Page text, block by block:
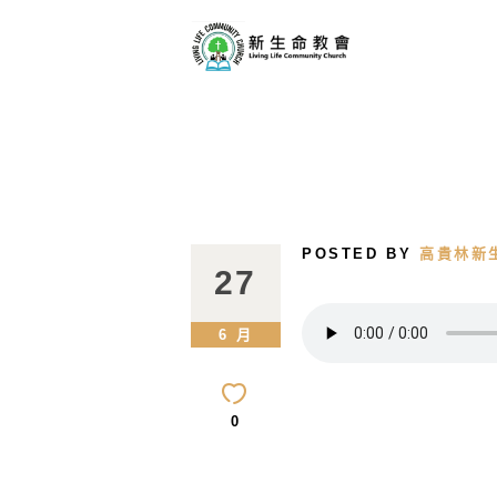
27
6 月
0
POSTED BY 高貴林新